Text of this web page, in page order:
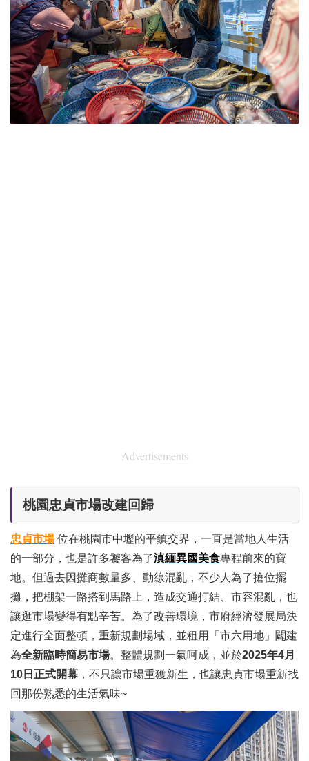
Advertisements
桃園忠貞市場改建回歸
忠貞市場位在桃園市中壢的平鎮交界，一直是當地人生活
的一部分，也是許多饕客為了滇緬異國美食專程前來的寶
地。但過去因攤商數量多、動線混亂，不少人為了搶位擺
攤，把棚架一路搭到馬路上，造成交通打結、市容混亂，也
讓逛市場變得有點辛苦。為了改善環境，市府經濟發展局決
定進行全面整頓，重新規劃場域，並租用「市六用地」闢建
為全新臨時簡易市場。整體規劃一氣呵成，並於2025年4月
10日正式開幕 ，不只讓市場重獲新生，也讓忠貞市場重新找
回那份熟悉的生活氣味~